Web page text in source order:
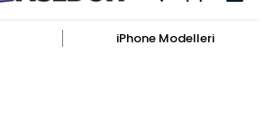
iPhone Modelleri